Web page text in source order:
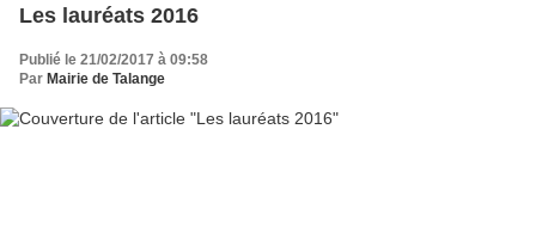
Les lauréats 2016
Publié le 21/02/2017 à 09:58
Par Mairie de Talange